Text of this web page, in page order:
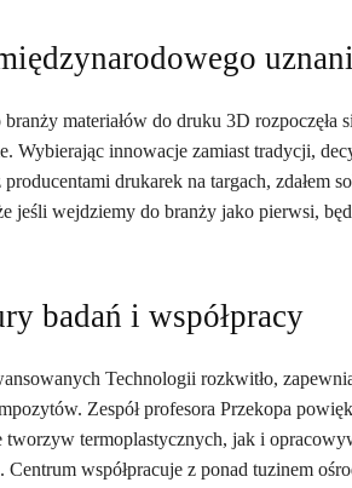
materiałów do druku 3D rozpoczęła
Wybierając innowacje zamiast tradycji,
drukarek na targach, zdałem
jeśli wejdziemy do branży jako pierwsi,
badań i współpracy
Technologii rozkwitło,
Zespół profesora Przekopa
tworzyw termoplastycznych, jak i
współpracuje z ponad tuzinem